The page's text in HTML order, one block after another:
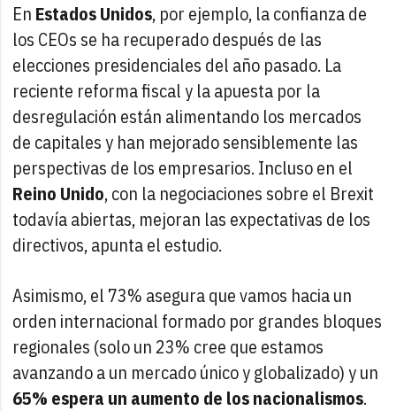
En Estados Unidos, por ejemplo, la confianza de
los CEOs se ha recuperado después de las
elecciones presidenciales del año pasado. La
reciente reforma fiscal y la apuesta por la
desregulación están alimentando los mercados
de capitales y han mejorado sensiblemente las
perspectivas de los empresarios. Incluso en el
Reino Unido, con la negociaciones sobre el Brexit
todavía abiertas, mejoran las expectativas de los
directivos, apunta el estudio.
Asimismo, el 73% asegura que vamos hacia un
orden internacional formado por grandes bloques
regionales (solo un 23% cree que estamos
avanzando a un mercado único y globalizado) y un
65% espera un aumento de los nacionalismos.